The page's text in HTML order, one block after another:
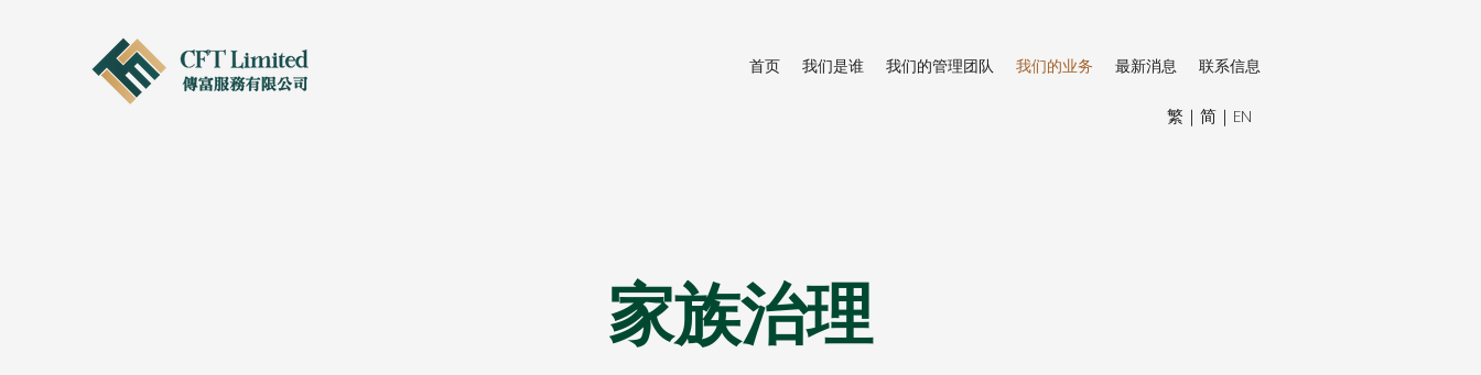
首页 我们是谁 我们的管理团队 我们的业务 最新消息 联系信息
​繁 ｜ 简 ｜ EN
家族治理